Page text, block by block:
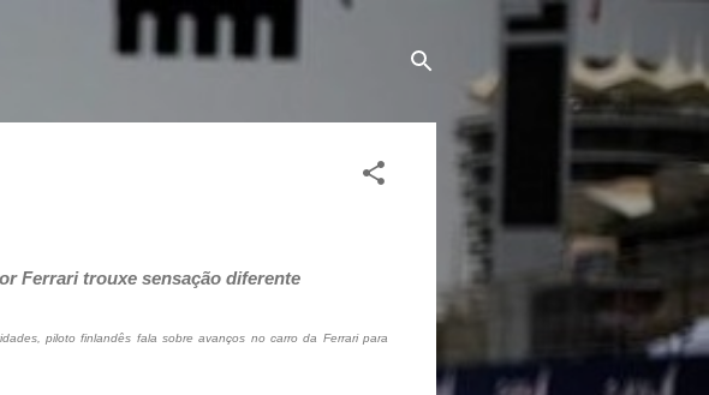
Ferrari trouxe sensação diferente
piloto finlandês fala sobre avanços no carro da Ferrari para